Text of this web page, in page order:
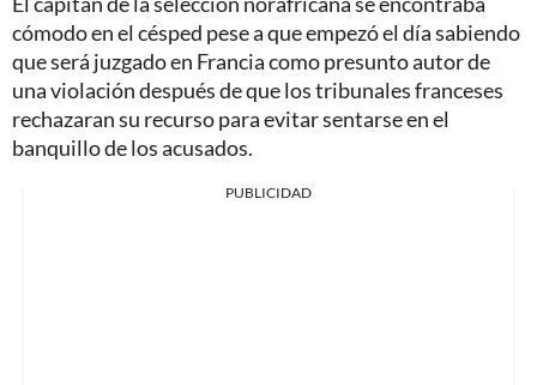
cómodo en el césped pese a que empezó el día sabiendo
que será juzgado en Francia como presunto autor de
una violación después de que los tribunales franceses
rechazaran su recurso para evitar sentarse en el
banquillo de los acusados.
PUBLICIDAD